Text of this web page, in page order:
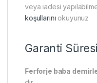
veya iadesi
koşullarını okuyunuz
Garanti
Ferforje baba